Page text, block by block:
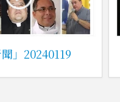
」20240119